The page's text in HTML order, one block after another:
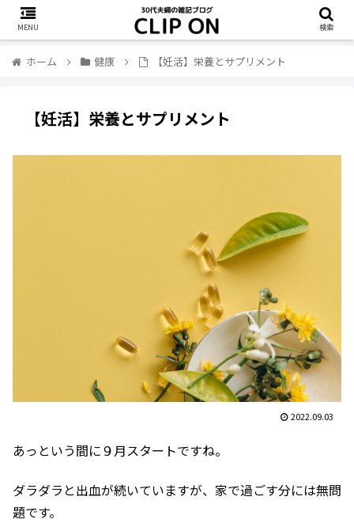
ホーム 健康 【妊活】栄養とサプリメント
【妊活】栄養とサプリメント
2022.09.03
あっという間に９月スタートですね。
ダラダラと出血が続いていますが、家で過ごす分には無問
題です。
MENU 検索